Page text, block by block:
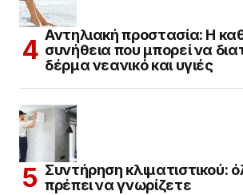
Αντηλιακή προστασία: Η
συνήθεια που μπορεί να
δέρμα νεανικό και υγιές
Συντήρηση κλιματιστικού:
πρέπει να γνωρίζετε